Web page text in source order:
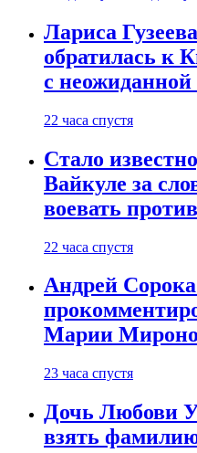
Лариса
обратилась к
с неожиданной
22 часа спустя
Стало
Вайкуле за
воевать
22 часа спустя
Андрей
Марии
23 часа спустя
Дочь Любови
взять